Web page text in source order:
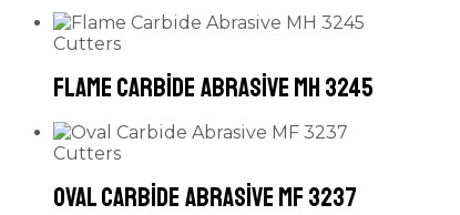
Cutters
Flame Carbide Abrasive MH 3245
Cutters
Oval Carbide Abrasive MF 3237